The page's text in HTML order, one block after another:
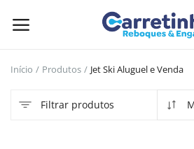
agora
Início Produtos Jet Ski Aluguel e Venda
Filtrar produtos